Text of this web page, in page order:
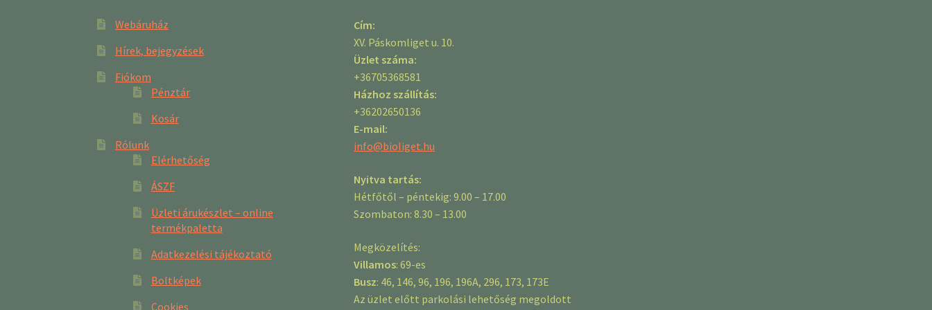
Webáruház
Hírek, bejegyzések
Fiókom
Pénztár
Kosár
Rólunk
Elérhetőség
ÁSZF
Üzleti árukészlet – online
termékpaletta
Adatkezelési tájékoztató
Boltképek
Cookies
Cím:
XV. Páskomliget u. 10.
Üzlet száma:
+36705368581
Házhoz szállítás:
+36202650136
E-mail:
info@bioliget.hu
Nyitva tartás:
Hétfőtől – péntekig: 9.00 – 17.00
Szombaton: 8.30 – 13.00
Megközelítés:
Villamos: 69-es
Busz: 46, 146, 96, 196, 196A, 296, 173, 173E
Az üzlet előtt parkolási lehetőség megoldott